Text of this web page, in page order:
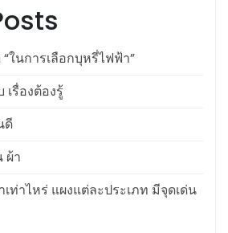
ในการเลือกบุหรี่ไฟฟ้า”
เรื่องต้องรู้
ดี
ผ้า
ท่าไหร่ แผงแต่ละประเภท มีจุดเด่น